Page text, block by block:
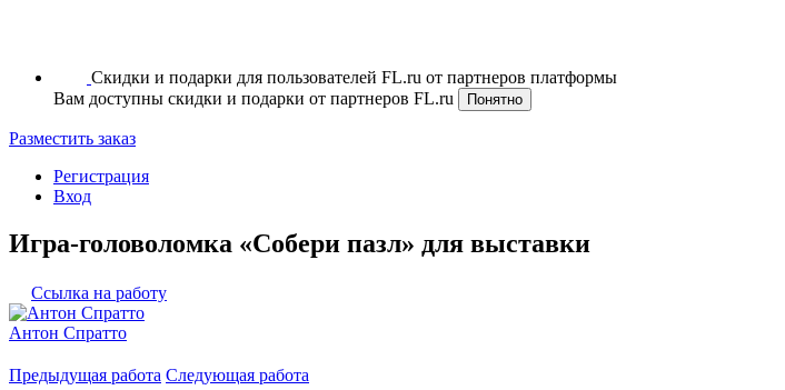
Скидки и подарки для пользователей FL.ru от партнеров платформы
Вам доступны скидки и подарки от партнеров FL.ru
Понятно
Разместить заказ
Регистрация
Вход
Игра-головоломка «Собери пазл» для выставки
Ссылка на работу
Антон Спратто
Предыдущая работа Следующая работа